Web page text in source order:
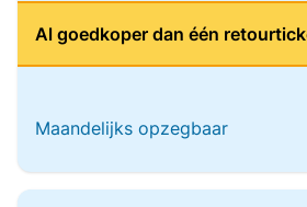
Al goedkoper dan één
Maandelijks opzegbaar